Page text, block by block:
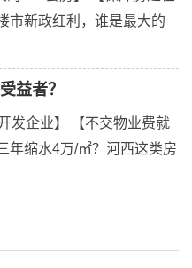
市新政红利，谁是最大的
益者？
发企业】
【不交物业费就
三年缩水4万/㎡？河西这类房